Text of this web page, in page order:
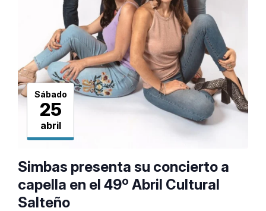
Sábado
25
abril
Simbas presenta su concierto a
capella en el 49º Abril Cultural
Salteño